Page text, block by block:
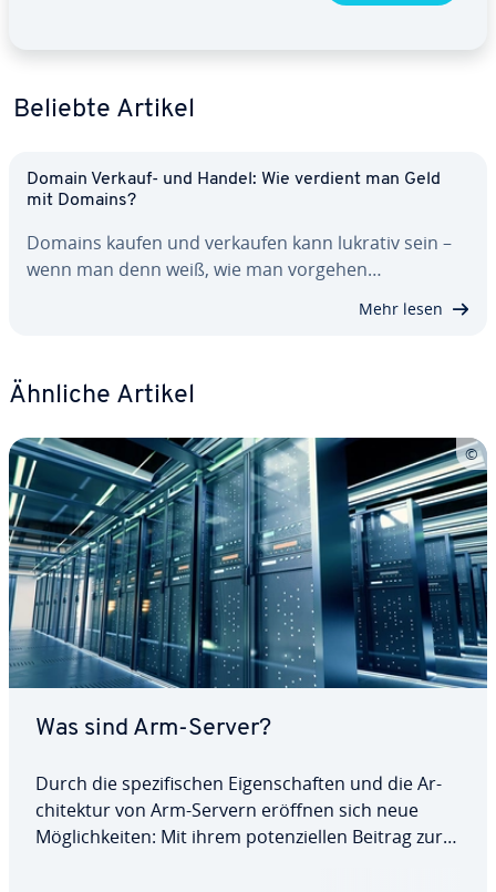
Beliebte Artikel
Domain Verkauf- und Handel: Wie verdient man Geld
mit Domains?
Domains kaufen und verkaufen kann lukrativ sein –
wenn man denn weiß, wie man vorgehen…
Mehr lesen
Ähnliche Artikel
Was sind Arm-Server?
Durch die spe­zi­fi­schen Ei­gen­schaf­ten und die Ar­
chi­tek­tur von Arm-Servern eröffnen sich neue
Mög­lich­kei­ten: Mit ihrem po­ten­zi­el­len Beitrag zur